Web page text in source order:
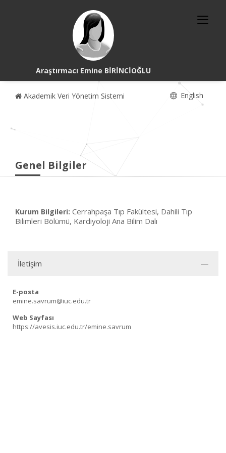
Araştırmacı Emine BİRİNCİOĞLU
Akademik Veri Yönetim Sistemi English
Genel Bilgiler
Kurum Bilgileri: Cerrahpaşa Tıp Fakültesi, Dahili Tıp
Bilimleri Bölümü, Kardiyoloji Ana Bilim Dalı
İletişim
E-posta
emine.savrum@iuc.edu.tr
Web Sayfası
https://avesis.iuc.edu.tr/emine.savrum